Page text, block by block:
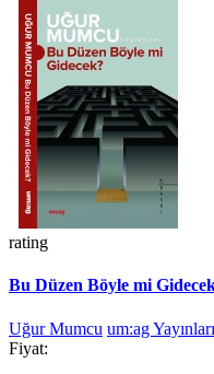
rating
Bu Düzen Böyle mi
Uğur Mumcu um:ag Yayınları
Fiyat: